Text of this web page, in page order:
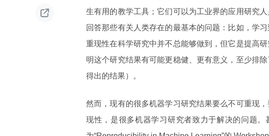

生有用的教学工具；它们可以为工业界的应用研究
回答那些有关人类存在的最基本的问题：比如，学
重现性在科学研究中并不总能够做到，但它是提高
明这个研究结果有可能更稳健、更有意义，至少排
得出的结果）。
然而，现有的很多机器学习研究结果要么不可重现
现性，是很多机器学习研究者致力于解决的问题